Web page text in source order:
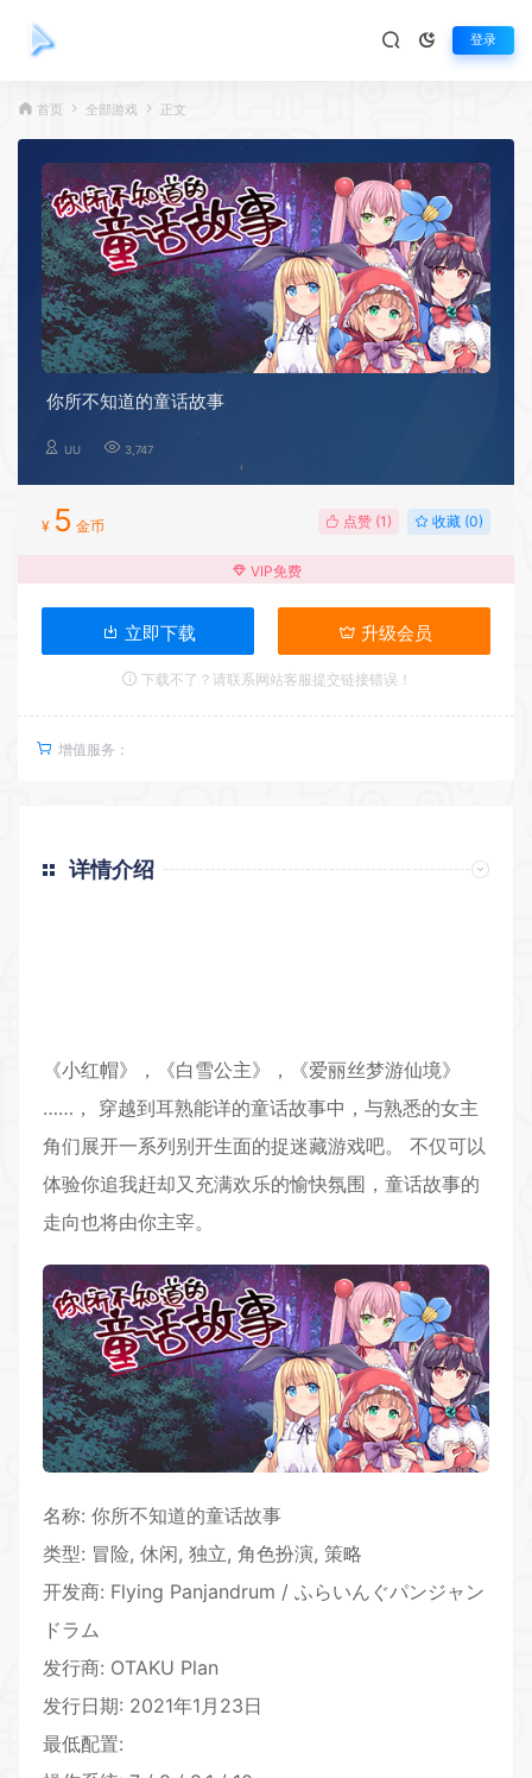
登录
首页 全部游戏 正文
你所不知道的童话故事
UU 3,747
¥ 5 金币 点赞 (1) 收藏 (0)
VIP免费
立即下载 升级会员
下载不了？请联系网站客服提交链接错误！
增值服务：
详情介绍
《小红帽》，《白雪公主》，《爱丽丝梦游仙境》
……， 穿越到耳熟能详的童话故事中，与熟悉的女主
角们展开一系列别开生面的捉迷藏游戏吧。 不仅可以
体验你追我赶却又充满欢乐的愉快氛围，童话故事的
走向也将由你主宰。
名称: 你所不知道的童话故事
类型: 冒险, 休闲, 独立, 角色扮演, 策略
开发商: Flying Panjandrum / ふらいんぐパンジャン
ドラム
发行商: OTAKU Plan
发行日期: 2021年1月23日
最低配置: